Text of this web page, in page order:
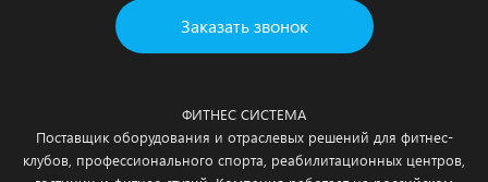
Заказать звонок
ФИТНЕС СИСТЕМА
Поставщик оборудования и отраслевых решений для фитнес-
клубов, профессионального спорта, реабилитационных центров,